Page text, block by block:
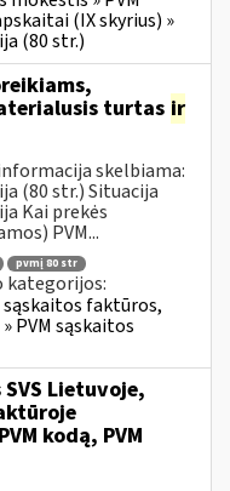
(IX skyrius) »
(80 str.)
turtas ir
skelbiama:
(80 str.) Situacija
Kai prekės
PVM...
pvmį 80 str
kategorijos:
faktūros,
PVM sąskaitos
Lietuvoje,
kodą, PVM